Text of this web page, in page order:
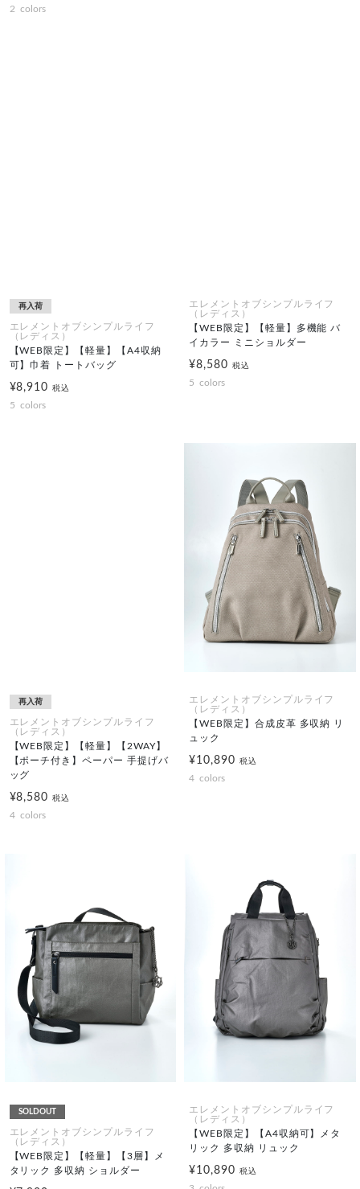
2 colors
再入荷
エレメントオブシンプルライフ
（レディス）
【WEB限定】【軽量】【A4収納
可】巾着 トートバッグ
¥8,910税込
5 colors
エレメントオブシンプルライフ
（レディス）
【WEB限定】【軽量】多機能 バ
イカラー ミニショルダー
¥8,580 税込
5 colors
再入荷
エレメントオブシンプルライフ
（レディス）
【WEB限定】【軽量】【2WAY】
【ポーチ付き】ペーパー 手提げバ
ッグ
¥8,580税込
4 colors
エレメントオブシンプルライフ
（レディス）
【WEB限定】合成皮革 多収納 リ
ュック
¥10,890 税込
4 colors
SOLDOUT
エレメントオブシンプルライフ
（レディス）
【WEB限定】【軽量】【3層】メ
タリック 多収納 ショルダー
エレメントオブシンプルライフ
（レディス）
【WEB限定】【A4収納可】メタ
リック 多収納 リュック
¥10,890 税込